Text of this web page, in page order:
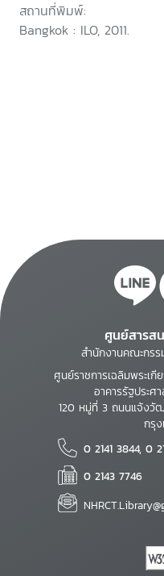
สถานที่พิมพ์:
Bangkok : ILO, 2011.
ศูนย์สารส
สำนักงานคณะกร
ศูนย์ราชการเฉลิมพระเ
อาคารรัฐประ
120 หมู่ที่ 3 ถนนแจ้งวั
กรุง
0 2141 3844, 0
0 2143 7746